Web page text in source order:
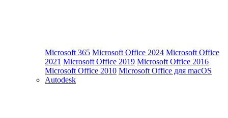
Microsoft 365 Microsoft Office 2024 Microsoft Office
2021 Microsoft Office 2019 Microsoft Office 2016
Microsoft Office 2010 Microsoft Office для macOS
Autodesk